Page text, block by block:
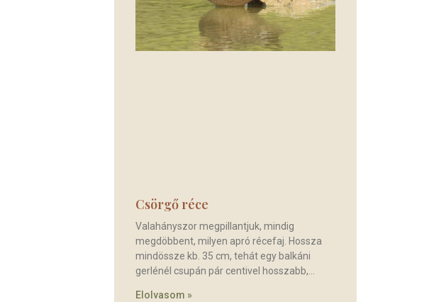
Csörgő réce
Valahányszor megpillantjuk, mindig
megdöbbent, milyen apró récefaj. Hossza
mindössze kb. 35 cm, tehát egy balkáni
gerlénél csupán pár centivel hosszabb,
Elolvasom »